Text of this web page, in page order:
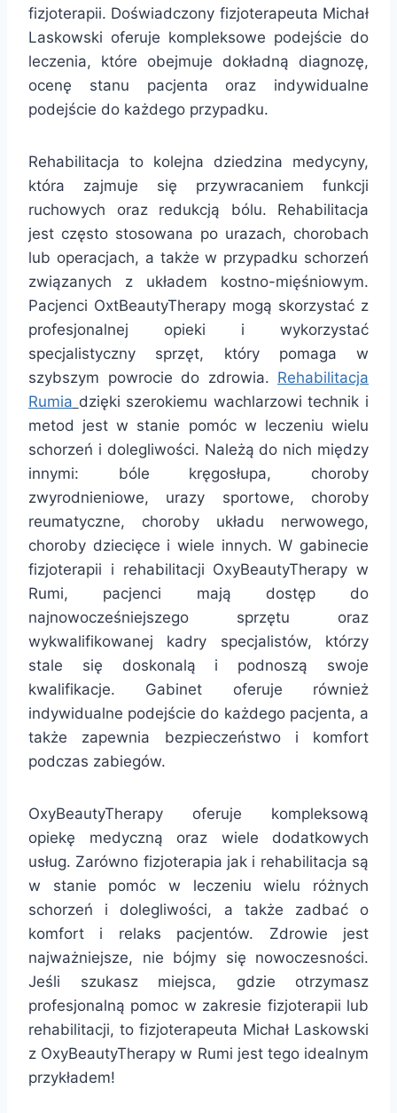
fizjoterapii. Doświadczony fizjoterapeuta Michał
Laskowski oferuje kompleksowe podejście do
leczenia, które obejmuje dokładną diagnozę,
ocenę stanu pacjenta oraz indywidualne
podejście do każdego przypadku.
Rehabilitacja to kolejna dziedzina medycyny,
która zajmuje się przywracaniem funkcji
ruchowych oraz redukcją bólu. Rehabilitacja
jest często stosowana po urazach, chorobach
lub operacjach, a także w przypadku schorzeń
związanych z układem kostno-mięśniowym.
Pacjenci OxtBeautyTherapy mogą skorzystać z
profesjonalnej opieki i wykorzystać
specjalistyczny sprzęt, który pomaga w
szybszym powrocie do zdrowia. Rehabilitacja
Rumia dzięki szerokiemu wachlarzowi technik i
metod jest w stanie pomóc w leczeniu wielu
schorzeń i dolegliwości. Należą do nich między
innymi: bóle kręgosłupa, choroby
zwyrodnieniowe, urazy sportowe, choroby
reumatyczne, choroby układu nerwowego,
choroby dziecięce i wiele innych. W gabinecie
fizjoterapii i rehabilitacji OxyBeautyTherapy w
Rumi, pacjenci mają dostęp do
najnowocześniejszego sprzętu oraz
wykwalifikowanej kadry specjalistów, którzy
stale się doskonalą i podnoszą swoje
kwalifikacje. Gabinet oferuje również
indywidualne podejście do każdego pacjenta, a
także zapewnia bezpieczeństwo i komfort
podczas zabiegów.
OxyBeautyTherapy oferuje kompleksową
opiekę medyczną oraz wiele dodatkowych
usług. Zarówno fizjoterapia jak i rehabilitacja są
w stanie pomóc w leczeniu wielu różnych
schorzeń i dolegliwości, a także zadbać o
komfort i relaks pacjentów. Zdrowie jest
najważniejsze, nie bójmy się nowoczesności.
Jeśli szukasz miejsca, gdzie otrzymasz
profesjonalną pomoc w zakresie fizjoterapii lub
rehabilitacji, to fizjoterapeuta Michał Laskowski
z OxyBeautyTherapy w Rumi jest tego idealnym
przykładem!